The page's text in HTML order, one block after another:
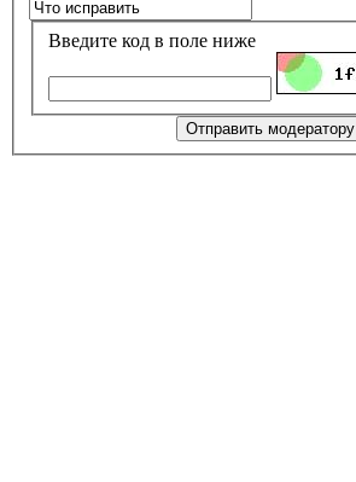
Введите код в поле ниже
Отправить модератору